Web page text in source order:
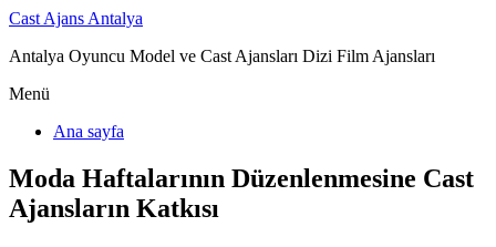
Cast Ajans Antalya
Antalya Oyuncu Model ve Cast Ajansları Dizi Film Ajansları
Menü
Ana sayfa
Moda Haftalarının Düzenlenmesine Cast
Ajansların Katkısı